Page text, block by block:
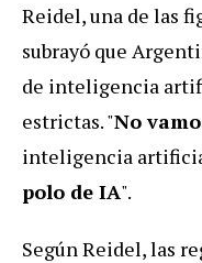
Reidel, una de las
subrayó que
de inteligencia
estrictas. "No
inteligencia
polo de IA".
Según Reidel, las